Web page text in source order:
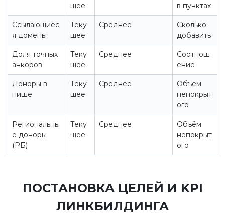
щее
в пунктах
Ссылающиес
я домены
Теку
щее
Среднее
Сколько
добавить
Доля точных
анкоров
Теку
щее
Среднее
Соотнош
ение
Доноры в
нише
Теку
щее
Среднее
Объём
непокрыт
ого
Региональны
е доноры
(РБ)
Теку
щее
Среднее
Объём
непокрыт
ого
ПОСТАНОВКА ЦЕЛЕЙ И KPI
ЛИНКБИЛДИНГА